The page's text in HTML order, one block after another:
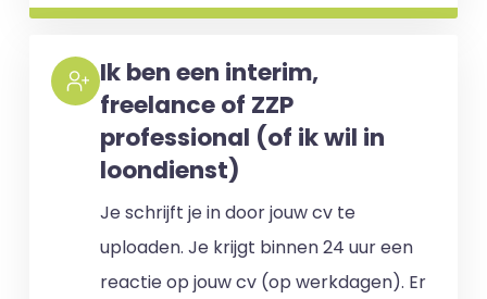
Ik ben een interim,
freelance of ZZP
professional (of ik wil in
loondienst)
Je schrijft je in door jouw cv te
uploaden. Je krijgt binnen 24 uur een
reactie op jouw cv (op werkdagen). Er